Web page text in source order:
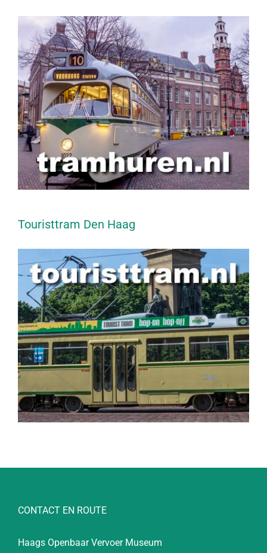
Touristtram Den Haag
CONTACT EN ROUTE
Haags Openbaar Vervoer Museum